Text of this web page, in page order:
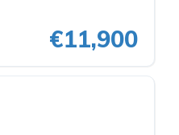
€11,900